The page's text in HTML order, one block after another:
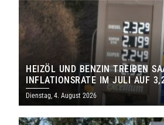
HEIZÖL UND BENZIN TREIBEN
INFLATIONSRATE IM JULI AUF
Dienstag, 4. August 2026